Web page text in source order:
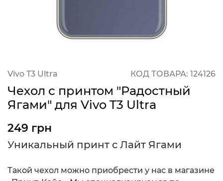
Vivo T3 Ultra КОД ТОВАРА: 124126
Чехол с принтом "Радостный
Ягами" для Vivo T3 Ultra
249 грн
Уникальный принт с Лайт Ягами
Такой чехол можно приобрести у нас в магазине